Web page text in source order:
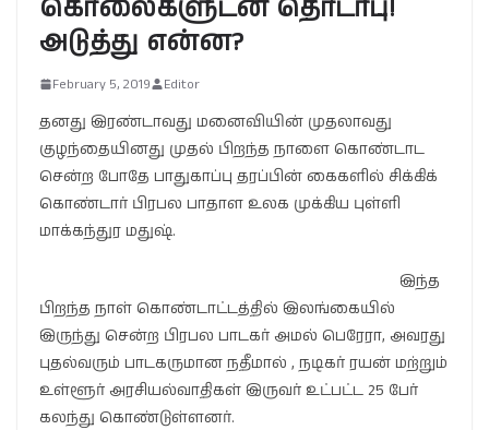
கொலைகளுடன் தொடர்பு!
அடுத்து என்ன?
February 5, 2019 Editor
தனது இரண்டாவது மனைவியின் முதலாவது
குழந்தையினது முதல் பிறந்த நாளை கொண்டாட
சென்ற போதே பாதுகாப்பு தரப்பின் கைகளில் சிக்கிக்
கொண்டார் பிரபல பாதாள உலக முக்கிய புள்ளி
மாக்கந்துர மதுஷ்.
இந்த
பிறந்த நாள் கொண்டாட்டத்தில் இலங்கையில்
இருந்து சென்ற பிரபல பாடகர் அமல் பெரேரா, அவரது
புதல்வரும் பாடகருமான நதீமால் , நடிகர் ரயன் மற்றும்
உள்ளூர் அரசியல்வாதிகள் இருவர் உட்பட்ட 25 பேர்
கலந்து கொண்டுள்ளனர்.